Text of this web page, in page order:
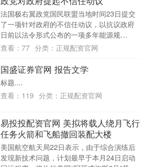
法国极右翼政党国民联盟当地时间23日提交
了一项针对政府的不信任动议，以抗议政府
日前以法令形式公布的一项多年能源规
划。....
查看： 77 分类： 正规配资官网
国盛证券官网 报告文学
标题....
查看： 119 分类： 正规配资官网
易投投配资官网 美拟将载人绕月飞行
任务火箭和飞船撤回装配大楼
美国航空航天局22日表示，由于综合演练后
发现新技术问题，计划最早于本月24日启动